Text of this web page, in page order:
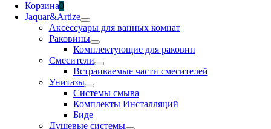
Корзина0
Jaquar&Artize
Аксессуары для ванных комнат
Раковины
Комплектующие для раковин
Смесители
Встраиваемые части смесителей
Унитазы
Системы смыва
Комплекты Инсталляций
Биде
Душевые системы